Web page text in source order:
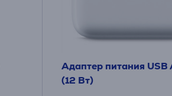
Адаптер питания USB
(12 Вт)